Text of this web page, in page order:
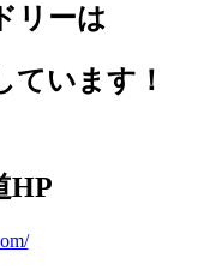
リーは
ています！
HP